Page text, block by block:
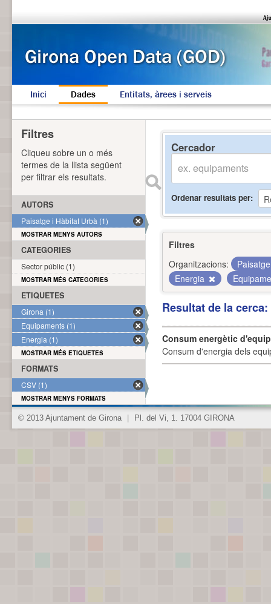
Inici Dades Entitats, àrees i serveis
Cercador
Ordenar resultats per
Filtres
Organitzacions:
Energia
Resultat de la
Consum energètic
Consum d'energia dels
Filtres
Cliqueu sobre un o més
termes de la llista següent
per filtrar els resultats.
AUTORS
Paisatge i Hàbitat Urbà (1)
MOSTRAR MENYS AUTORS
CATEGORIES
Sector públic (1)
MOSTRAR MÉS CATEGORIES
ETIQUETES
Girona (1)
Equipaments (1)
Energia (1)
MOSTRAR MÉS ETIQUETES
FORMATS
CSV (1)
MOSTRAR MENYS FORMATS
© 2013 Ajuntament de Girona Pl. del Vi, 1. 17004 GIRONA